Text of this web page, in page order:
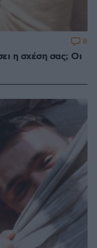
η σχέση σας; Οι
8